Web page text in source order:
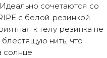
сочетаются со
с белой резинкой.
к телу резинка не
нить, что
солнце.